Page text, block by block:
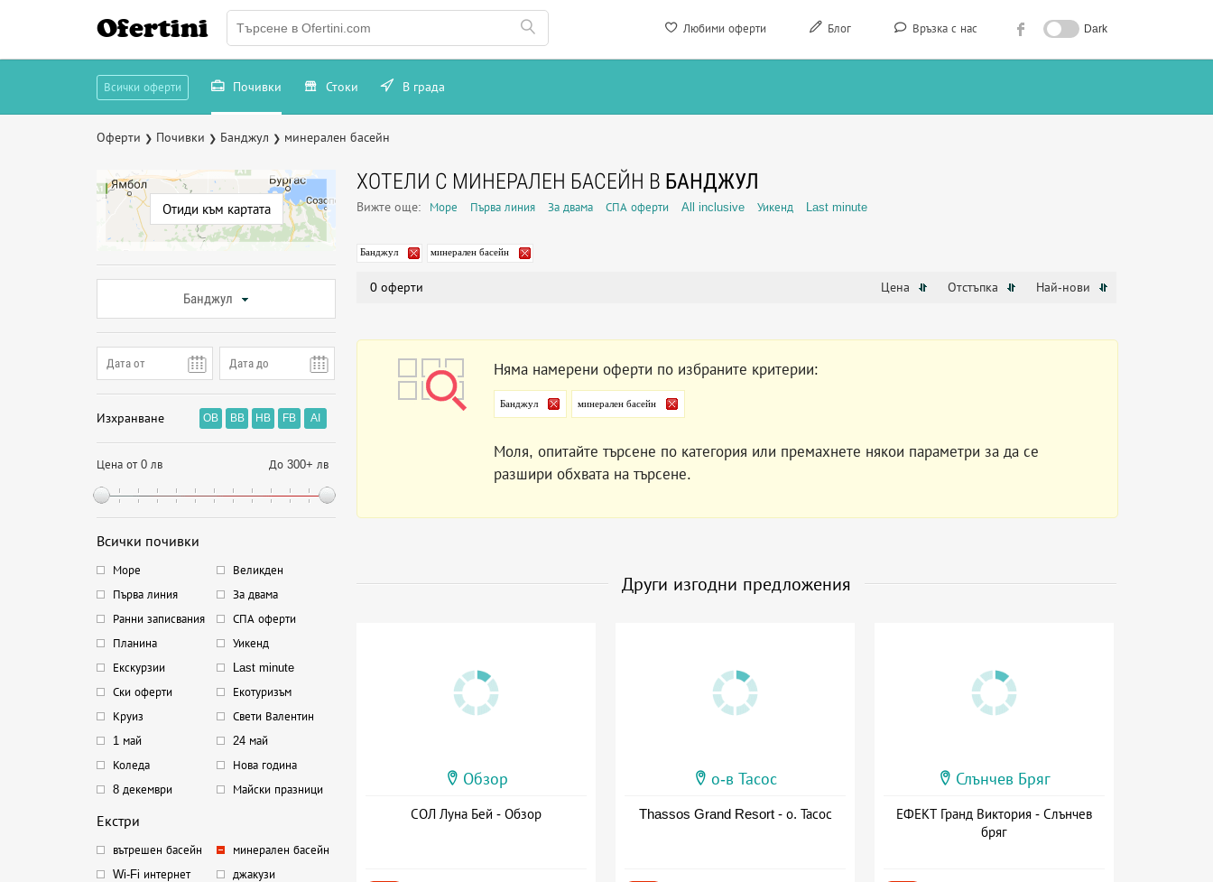
Любими оферти Блог Връзка с нас Dark
Ofertini
Всички оферти Почивки Стоки В града
Оферти ❯ Почивки ❯ Банджул ❯ минерален басейн
Отиди към картата
Банджул
Изхранване OB BB HB FB AI
Цена от 0 лв До 300+ лв
Всички почивки
Море
Великден
Първа линия
За двама
Ранни записвания
СПА оферти
Планина
Уикенд
Екскурзии
Last minute
Ски оферти
Екотуризъм
Круиз
Свети Валентин
1 май
24 май
Коледа
Нова година
8 декември
Майски празници
Екстри
вътрешен басейн
минерален басейн
Wi-Fi интернет
джакузи
ХОТЕЛИ С МИНЕРАЛЕН БАСЕЙН В БАНДЖУЛ
Вижте още: Море Първа линия За двама СПА оферти All inclusive Уикенд Last minute
Банджул минерален басейн
0 оферти Цена Отстъпка Най-нови
Няма намерени оферти по избраните критерии:
Банджул минерален басейн
Моля, опитайте търсене по категория или премахнете някои параметри за да се
разшири обхвата на търсене.
Други изгодни предложения
Обзор
СОЛ Луна Бей - Обзор
о-в Тасос
Thassos Grand Resort - о. Тасос
Слънчев Бряг
ЕФЕКТ Гранд Виктория - Слънчев
бряг